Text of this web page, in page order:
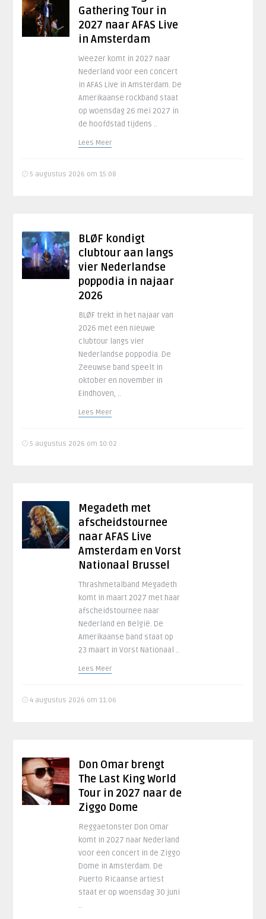
Gathering Tour in
2027 naar AFAS Live
in Amsterdam
Weezer komt in 2027 naar
Nederland voor een concert
in AFAS Live in Amsterdam. De
Amerikaanse rockband staat
op woensdag 26 mei 2027 in
de hoofdstad tijdens ..
Lees Meer
5 augustus 2026 om 15:08
BLØF kondigt
clubtour aan langs
vier Nederlandse
poppodia in najaar
2026
BLØF trekt in het najaar van
2026 met een nieuwe
clubtour langs vier
Nederlandse poppodia. De
Zeeuwse band speelt in
oktober en november in
Eindhoven, ..
Lees Meer
5 augustus 2026 om 10:02
Megadeth met
afscheidstournee
naar AFAS Live
Amsterdam en Vorst
Nationaal Brussel
Thrashmetalband Megadeth
komt in maart 2027 met haar
afscheidstournee naar
Nederland en België. De
Amerikaanse band staat op
23 maart in Vorst Nationaal ..
Lees Meer
4 augustus 2026 om 11:06
Don Omar brengt
The Last King World
Tour in 2027 naar de
Ziggo Dome
Reggaetonster Don Omar
komt in 2027 naar Nederland
voor een concert in de Ziggo
Dome in Amsterdam. De
Puerto Ricaanse artiest
staat er op woensdag 30 juni
..